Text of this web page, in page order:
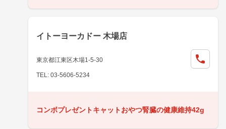
イトーヨーカドー 木場店
東京都江東区木場1-5-30
TEL: 03-5606-5234
コンボプレゼントキャットおやつ腎臓の健康維持42g